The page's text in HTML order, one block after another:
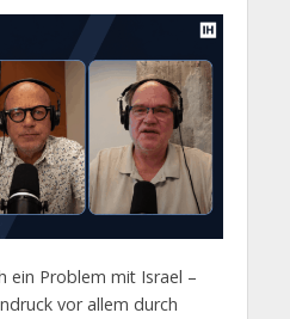
ein Problem mit Israel –
vor allem durch